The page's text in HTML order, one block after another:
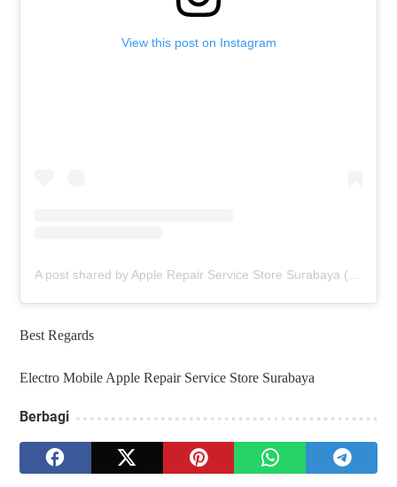
View this post on Instagram
Best Regards
Electro Mobile Apple Repair Service Store Surabaya
Berbagi